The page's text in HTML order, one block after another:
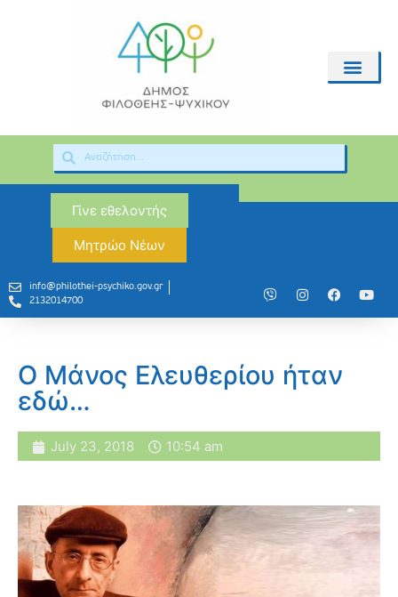
Γίνε εθελοντής
Μητρώο Νέων
info@philothei-psychiko.gov.gr
2132014700
Ο Μάνος Ελευθερίου ήταν
εδώ…
July 23, 2018 10:54 am